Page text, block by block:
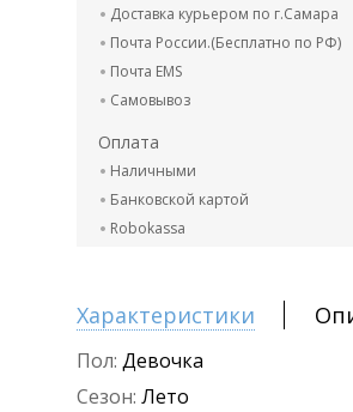
Доставка курьером по г.Самара
Почта России.(Бесплатно по РФ)
Почта EMS
Самовывоз
Оплата
Наличными
Банковской картой
Robokassa
Характеристики
Пол: Девочка
Сезон: Лето